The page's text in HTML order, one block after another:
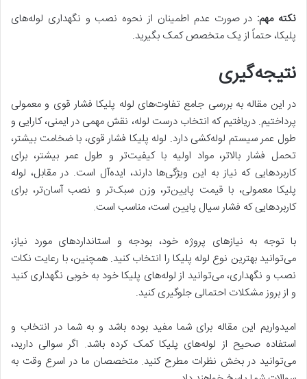
نکته مهم: در صورت عدم اطمینان از نحوه نصب و نگهداری لوله‌های
پلیکا، حتماً از یک متخصص کمک بگیرید.
نتیجه‌گیری
در این مقاله به بررسی جامع تفاوت‌های لوله پلیکا فشار قوی و معمولی
پرداختیم. دریافتیم که انتخاب درست لوله، نقش مهمی در ایمنی، کارایی و
طول عمر سیستم لوله‌کشی دارد. لوله پلیکا فشار قوی، با ضخامت بیشتر،
تحمل فشار بالاتر، مواد اولیه با کیفیت‌تر و طول عمر بیشتر، برای
کاربردهایی که نیاز به این ویژگی‌ها دارند، ایده‌آل است. در مقابل، لوله
پلیکا معمولی، با قیمت پایین‌تر، وزن سبک‌تر و نصب آسان‌تر، برای
کاربردهایی که فشار سیال پایین است، مناسب است.
با توجه به نیازهای پروژه خود، بودجه و استانداردهای مورد نیاز،
می‌توانید بهترین نوع لوله پلیکا را انتخاب کنید. همچنین، با رعایت نکات
نصب و نگهداری، می‌توانید از لوله‌های پلیکا خود به خوبی نگهداری کنید
و از بروز مشکلات احتمالی جلوگیری کنید.
امیدواریم این مقاله برای شما مفید بوده باشد و به شما در انتخاب و
استفاده صحیح از لوله‌های پلیکا کمک کرده باشد. اگر سوالی دارید،
می‌توانید در بخش نظرات مطرح کنید. متخصصان ما در اسرع وقت به